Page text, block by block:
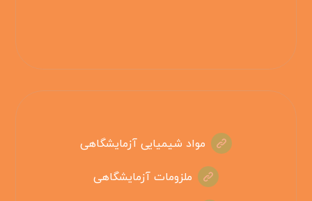
مواد شیمیایی آزمایشگاهی
ملزومات آزمایشگاهی